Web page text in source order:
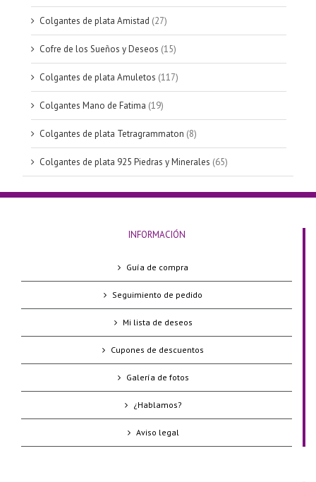
Colgantes de plata Amistad (27)
Cofre de los Sueños y Deseos (15)
Colgantes de plata Amuletos (117)
Colgantes Mano de Fatima (19)
Colgantes de plata Tetragrammaton (8)
Colgantes de plata 925 Piedras y Minerales (65)
INFORMACIÓN
Guía de compra
Seguimiento de pedido
Mi lista de deseos
Cupones de descuentos
Galería de fotos
¿Hablamos?
Aviso legal